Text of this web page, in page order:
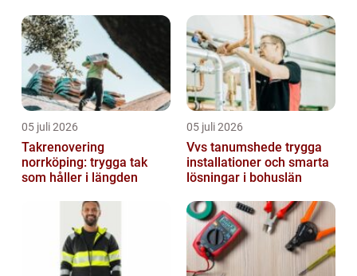
05 juli 2026
Takrenovering
norrköping: trygga tak
som håller i längden
05 juli 2026
Vvs tanumshede trygga
installationer och smarta
lösningar i bohuslän